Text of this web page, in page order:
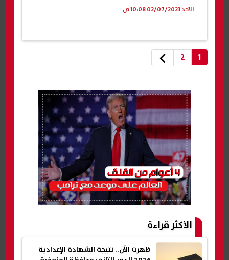
الأحد 02/07/2023 10:08 ص
1
2
الأكثر قراءة
ظهرت الآن.. نتيجة الشهادة الإعدادية